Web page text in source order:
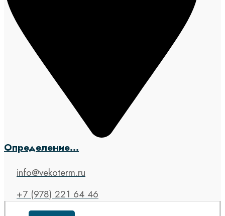
Определение...
info@vekoterm.ru
+7 (978) 221 64 46